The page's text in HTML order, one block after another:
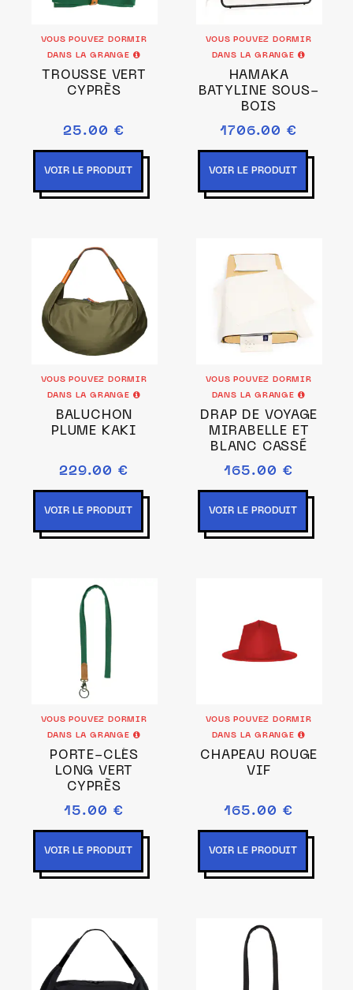
VOUS POUVEZ DORMIR
DANS LA GRANGE
TROUSSE VERT
CYPRÈS
25.00 €
VOIR LE PRODUIT
VOUS POUVEZ DORMIR
DANS LA GRANGE
HAMAKA
BATYLINE SOUS-
BOIS
1706.00 €
VOIR LE PRODUIT
VOUS POUVEZ DORMIR
DANS LA GRANGE
BALUCHON
PLUME KAKI
229.00 €
VOIR LE PRODUIT
VOUS POUVEZ DORMIR
DANS LA GRANGE
DRAP DE VOYAGE
MIRABELLE ET
BLANC CASSÉ
165.00 €
VOIR LE PRODUIT
VOUS POUVEZ DORMIR
DANS LA GRANGE
PORTE-CLÉS
LONG VERT
CYPRÈS
15.00 €
VOIR LE PRODUIT
VOUS POUVEZ DORMIR
DANS LA GRANGE
CHAPEAU ROUGE
VIF
165.00 €
VOIR LE PRODUIT